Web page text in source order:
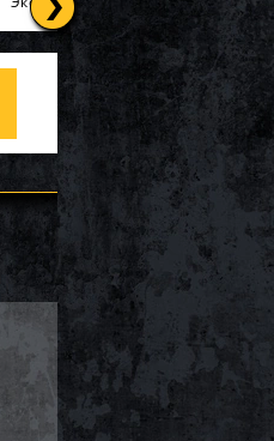
SM-12530
2 558